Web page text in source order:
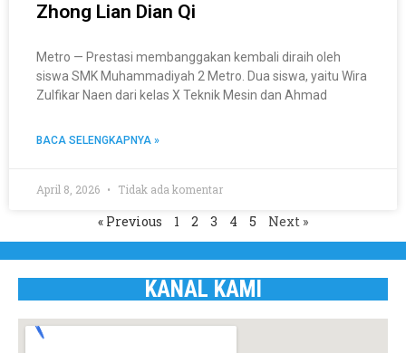
Zhong Lian Dian Qi
Metro — Prestasi membanggakan kembali diraih oleh
siswa SMK Muhammadiyah 2 Metro. Dua siswa, yaitu Wira
Zulfikar Naen dari kelas X Teknik Mesin dan Ahmad
BACA SELENGKAPNYA »
April 8, 2026 Tidak ada komentar
« Previous 1 2 3 4 5 Next »
KANAL KAMI